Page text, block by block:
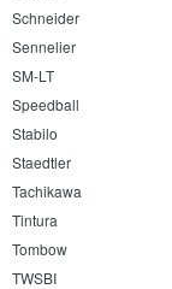
Schneider
Sennelier
SM-LT
Speedball
Stabilo
Staedtler
Tachikawa
Tintura
Tombow
TWSBI